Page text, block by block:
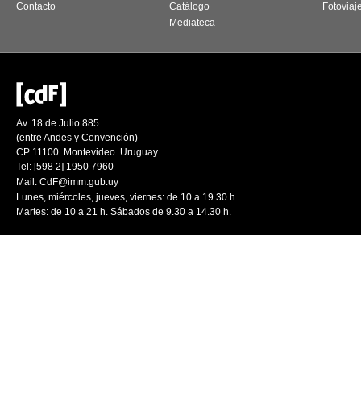
Contacto
Catálogo
Mediateca
Av. 18 de Julio 885
(entre Andes y Convención)
CP 11100. Montevideo. Uruguay
Tel: [598 2] 1950 7960
Mail: CdF@imm.gub.uy
Lunes, miércoles, jueves, viernes: de 10 a 19.30 h.
Martes: de 10 a 21 h. Sábados de 9.30 a 14.30 h.